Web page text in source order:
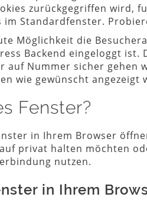
zurückgegriffen wird,
Standardfenster.
Möglichkeit die
Backend eingeloggt ist.
auf Nummer sicher
wie gewünscht angezeigt
Fenster?
in Ihrem Browser
privat halten möchten
nutzen.
in Ihrem